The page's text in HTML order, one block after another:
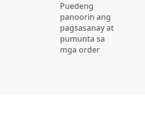
Puedeng
panoorin ang
pagsasanay at
pumunta sa
mga order